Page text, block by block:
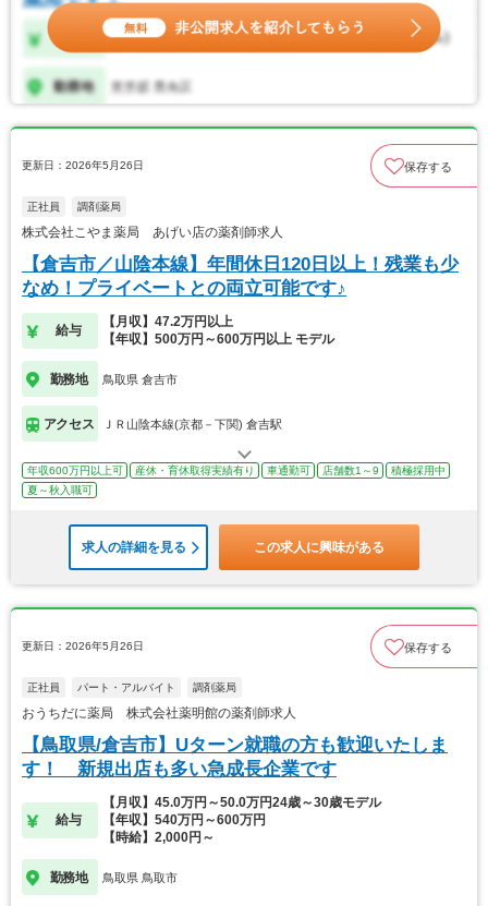
更新日：2026年5月26日 保存する
正社員 調剤薬局
株式会社こやま薬局 あげい店の薬剤師求人
【倉吉市／山陰本線】年間休日120日以上！残業も少
なめ！プライベートとの両立可能です♪
給与
【月収】47.2万円以上
【年収】500万円～600万円以上 モデル
勤務地 鳥取県 倉吉市
アクセス ＪＲ山陰本線(京都－下関) 倉吉駅
年収600万円以上可 産休・育休取得実績有り 車通勤可 店舗数1～9
積極採用中
夏～秋入職可
求人の詳細を見る この求人に興味がある
更新日：2026年5月26日 保存する
正社員 パート・アルバイト 調剤薬局
おうちだに薬局 株式会社薬明館の薬剤師求人
【鳥取県/倉吉市】Uターン就職の方も歓迎いたしま
す！ 新規出店も多い急成長企業です
給与
【月収】45.0万円～50.0万円24歳～30歳モデル
【年収】540万円～600万円
【時給】2,000円～
勤務地 鳥取県 鳥取市